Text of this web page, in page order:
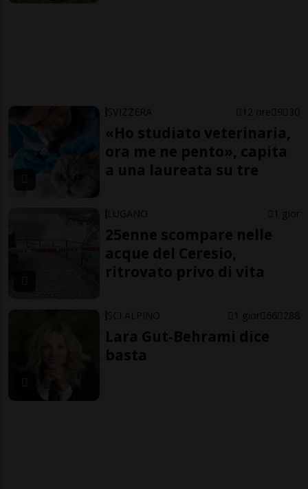
SVIZZERA 12 ore 9 30
«Ho studiato veterinaria,
ora me ne pento», capita
a una laureata su tre
LUGANO 1 gior
25enne scompare nelle
acque del Ceresio,
ritrovato privo di vita
SCI ALPINO 1 gior 66 288
Lara Gut-Behrami dice
basta